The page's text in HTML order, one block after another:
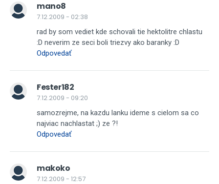
mano8
7.12.2009 - 02:38
rad by som vediet kde schovali tie hektolitre chlastu
:D neverim ze seci boli triezvy ako baranky :D
Odpovedať
Fester182
7.12.2009 - 09:20
samozrejme, na kazdu lanku ideme s cielom sa co
najviac nachlastat ;) ze ?!
Odpovedať
makoko
7.12.2009 - 12:57